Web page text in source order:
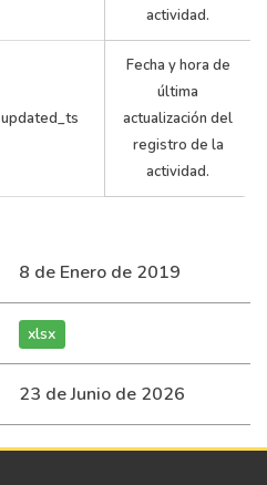
actividad.
updated_ts
Fecha y hora de
última
actualización del
registro de la
actividad.
8 de Enero de 2019
xlsx
23 de Junio de 2026